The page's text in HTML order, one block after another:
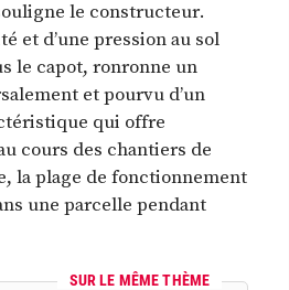
le constructeur.
et d’une pression au sol
le capot, ronronne un
et pourvu d’un
qui offre
cours des chantiers de
la plage de fonctionnement
une parcelle pendant
SUR LE MÊME THÈME